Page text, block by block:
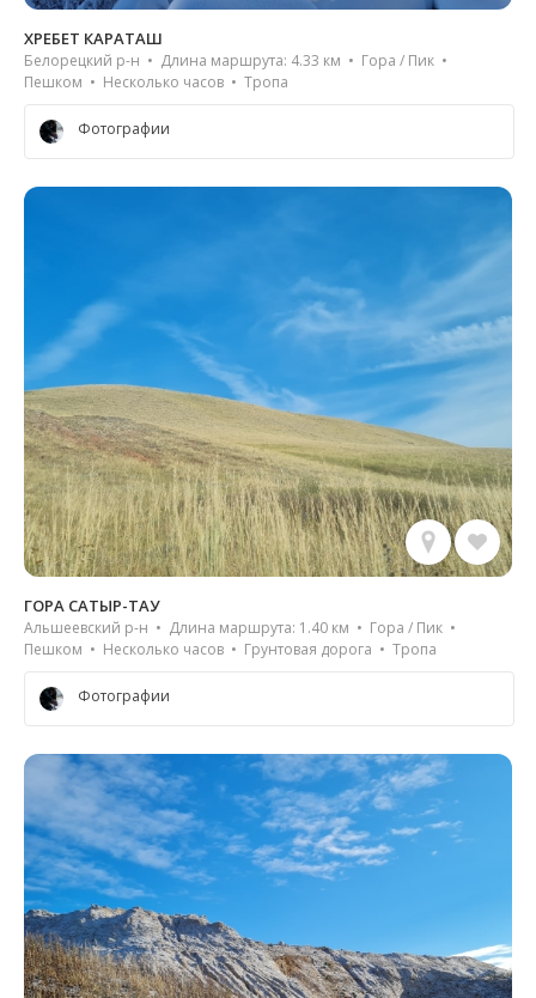
ХРЕБЕТ КАРАТАШ
Белорецкий р-н • Длина маршрута: 4.33 км • Гора / Пик •
Пешком • Несколько часов • Тропа
Фотографии
ГОРА САТЫР-ТАУ
Альшеевский р-н • Длина маршрута: 1.40 км • Гора / Пик •
Пешком • Несколько часов • Грунтовая дорога • Тропа
Фотографии